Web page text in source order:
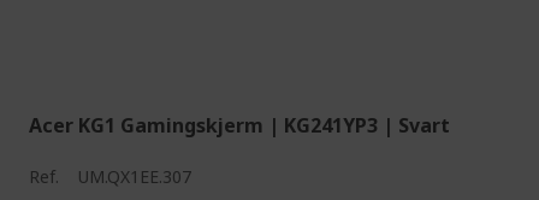
Acer KG1 Gamingskjerm | KG241YP3 | Svart
Ref. UM.QX1EE.307